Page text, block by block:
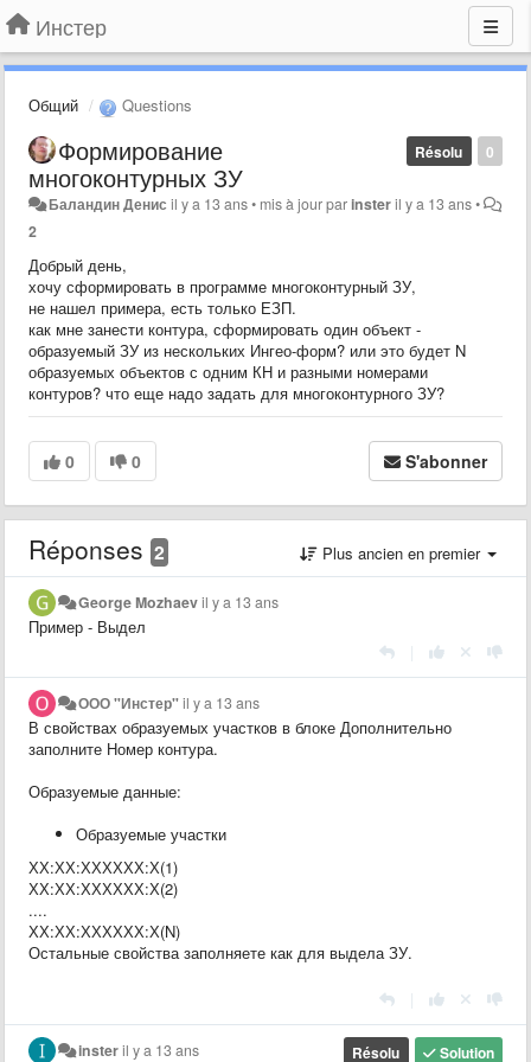
Инстер
Общий Questions
0
Résolu
Формирование
многоконтурных ЗУ
Баландин Денис il y a 13 ans• mis à jour parinsteril y a 13 ans•
2
Добрый день,
хочу сформировать в программе многоконтурный ЗУ,
не нашел примера, есть только ЕЗП.
как мне занести контура, сформировать один объект -
образуемый ЗУ из нескольких Ингео-форм? или это будет N
образуемых объектов с одним КН и разными номерами
контуров? что еще надо задать для многоконтурного ЗУ?
0 0 S'abonner
Réponses 2 Plus ancien en premier
George Mozhaevil y a 13 ans
Пример - Выдел
ООО "Инстер"il y a 13 ans
В свойствах образуемых участков в блоке Дополнительно
заполните Номер контура.
Образуемые данные:
Образуемые участки
ХХ:ХХ:ХХХХХХ:Х(1)
ХХ:ХХ:ХХХХХХ:Х(2)
....
ХХ:ХХ:ХХХХХХ:Х(N)
Остальные свойства заполняете как для выдела ЗУ.
Solution
Résolu
insteril y a 13 ans